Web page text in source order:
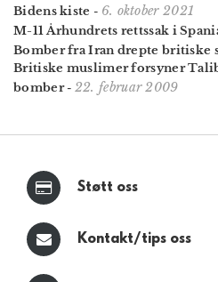
Bidens kiste - 6. oktober 2021
M-11 Århundrets rettssak i
Bomber fra Iran drepte britiske
Britiske muslimer forsyner
bomber- 22. februar 2009
Støtt oss
Kontakt/tips oss